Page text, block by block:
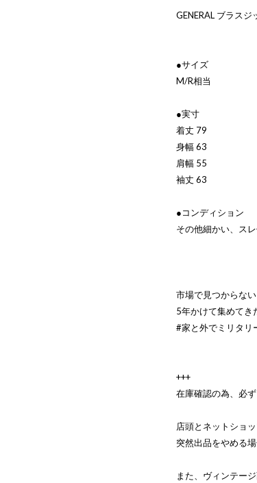
GENERAL ブラスジ
●サイズ
M/R相当
●実寸
着丈 79
身幅 63
肩幅 55
袖丈 63
●コンディション
その他細かい、ス
市場で見つからな
5年かけて集めてき
#家と外でミリタ
+++
在庫確認の為、必
店頭とネットショ
突然出品をやめる場
また、ヴィンテー